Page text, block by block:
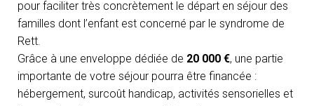
pour faciliter très concrètement le départ en séjour des
familles dont l’enfant est concerné par le syndrome de
Rett.
Grâce à une enveloppe dédiée de 20 000 €, une partie
importante de votre séjour pourra être financée :
hébergement, surcoût handicap, activités sensorielles et